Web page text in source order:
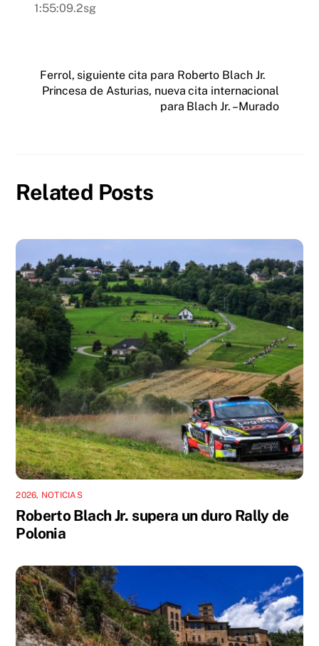
1:55:09.2sg
Ferrol, siguiente cita para Roberto Blach Jr.
Princesa de Asturias, nueva cita internacional
para Blach Jr. – Murado
Related Posts
2026, NOTICIAS
Roberto Blach Jr. supera un duro Rally de
Polonia